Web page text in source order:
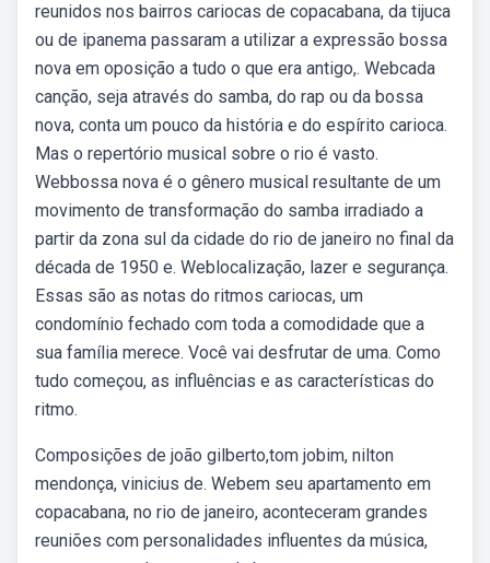
reunidos nos bairros cariocas de copacabana, da tijuca
ou de ipanema passaram a utilizar a expressão bossa
nova em oposição a tudo o que era antigo,. Webcada
canção, seja através do samba, do rap ou da bossa
nova, conta um pouco da história e do espírito carioca.
Mas o repertório musical sobre o rio é vasto.
Webbossa nova é o gênero musical resultante de um
movimento de transformação do samba irradiado a
partir da zona sul da cidade do rio de janeiro no final da
década de 1950 e. Weblocalização, lazer e segurança.
Essas são as notas do ritmos cariocas, um
condomínio fechado com toda a comodidade que a
sua família merece. Você vai desfrutar de uma. Como
tudo começou, as influências e as características do
ritmo.
Composições de joão gilberto,tom jobim, nilton
mendonça, vinicius de. Webem seu apartamento em
copacabana, no rio de janeiro, aconteceram grandes
reuniões com personalidades influentes da música,